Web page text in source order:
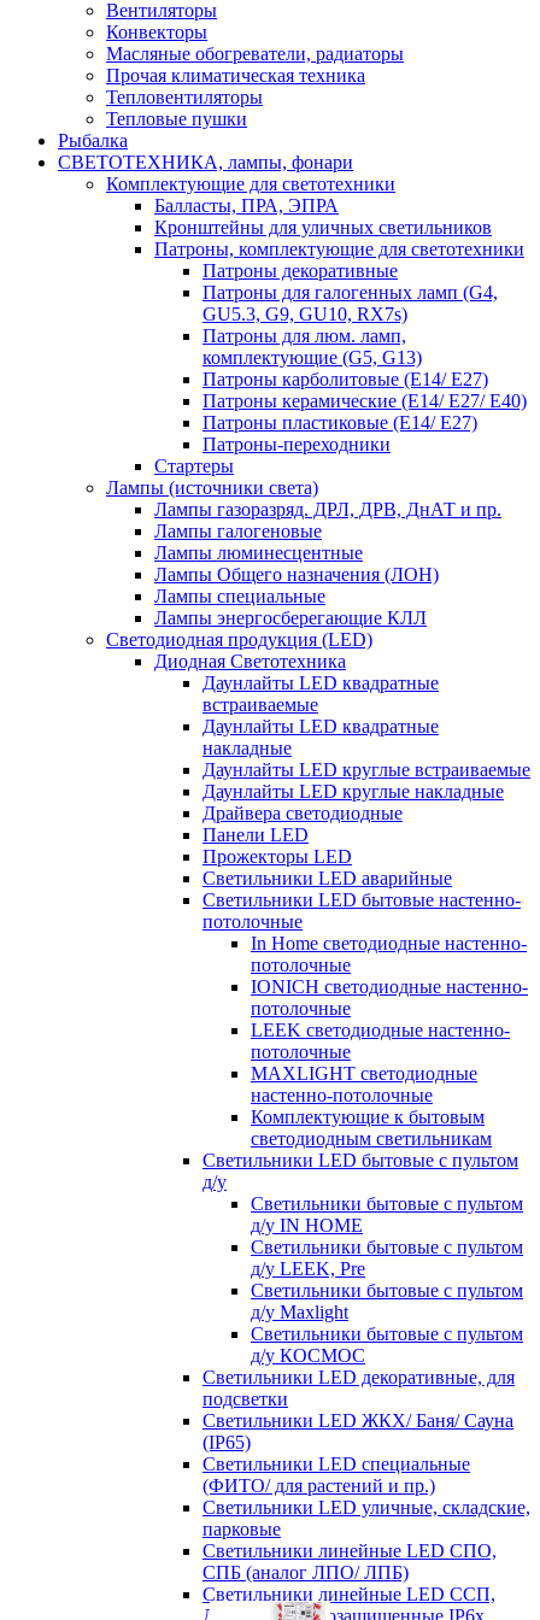
Вентиляторы
Конвекторы
Масляные обогреватели, радиаторы
Прочая климатическая техника
Тепловентиляторы
Тепловые пушки
Рыбалка
СВЕТОТЕХНИКА, лампы, фонари
Комплектующие для светотехники
Балласты, ПРА, ЭПРА
Кронштейны для уличных светильников
Патроны, комплектующие для светотехники
Патроны декоративные
Патроны для галогенных ламп (G4,
GU5.3, G9, GU10, RX7s)
Патроны для люм. ламп,
комплектующие (G5, G13)
Патроны карболитовые (E14/ E27)
Патроны керамические (E14/ E27/ E40)
Патроны пластиковые (E14/ E27)
Патроны-переходники
Стартеры
Лампы (источники света)
Лампы газоразряд. ДРЛ, ДРВ, ДнАТ и пр.
Лампы галогеновые
Лампы люминесцентные
Лампы Общего назначения (ЛОН)
Лампы специальные
Лампы энергосберегающие КЛЛ
Светодиодная продукция (LED)
Диодная Светотехника
Даунлайты LED квадратные
встраиваемые
Даунлайты LED квадратные
накладные
Даунлайты LED круглые встраиваемые
Даунлайты LED круглые накладные
Драйвера светодиодные
Панели LED
Прожекторы LED
Светильники LED аварийные
Светильники LED бытовые настенно-
потолочные
In Home светодиодные настенно-
потолочные
IONICH светодиодные настенно-
потолочные
LEEK светодиодные настенно-
потолочные
MAXLIGHT светодиодные
настенно-потолочные
Комплектующие к бытовым
светодиодным светильникам
Светильники LED бытовые с пультом
д/у
Светильники бытовые с пультом
д/у IN HOME
Светильники бытовые с пультом
д/у LEEK, Pre
Светильники бытовые с пультом
д/у Maxlight
Светильники бытовые с пультом
д/у КОСМОС
Светильники LED декоративные, для
подсветки
Светильники LED ЖКХ/ Баня/ Сауна
(IP65)
Светильники LED специальные
(ФИТО/ для растений и пр.)
Светильники LED уличные, складские,
парковые
Светильники линейные LED СПО,
СПБ (аналог ЛПО/ ЛПБ)
Светильники линейные LED ССП,